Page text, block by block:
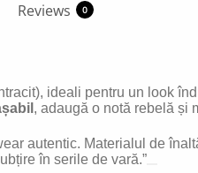
Reviews 0
ideali pentru un look
, adaugă o notă rebelă și
autentic. Materialul de
în serile de vară.”